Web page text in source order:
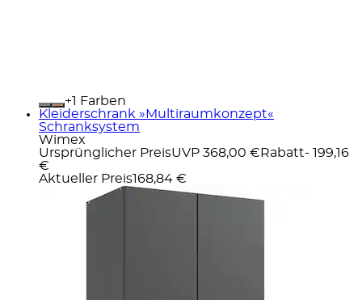
+
Farben
Kleiderschrank »Multiraumkonzept«
Schranksystem
Wimex
Ursprünglicher PreisUVP 368,00 € Rabatt- 199,16
€
Aktueller Preis168,84 €